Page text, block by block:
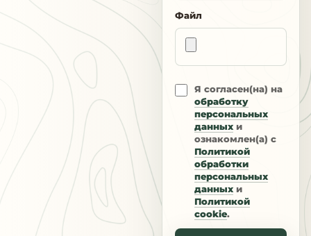
Файл
Я согласен(на) на
обработку
персональных
данных и
ознакомлен(а) с
Политикой
обработки
персональных
данных и
Политикой
cookie.